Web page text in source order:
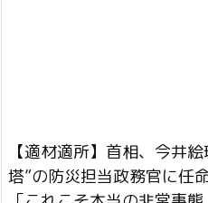
【適材適所】首相、今井
塔”の防災担当政務官に任